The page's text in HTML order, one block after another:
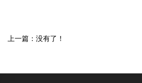
上一篇： 没有了！